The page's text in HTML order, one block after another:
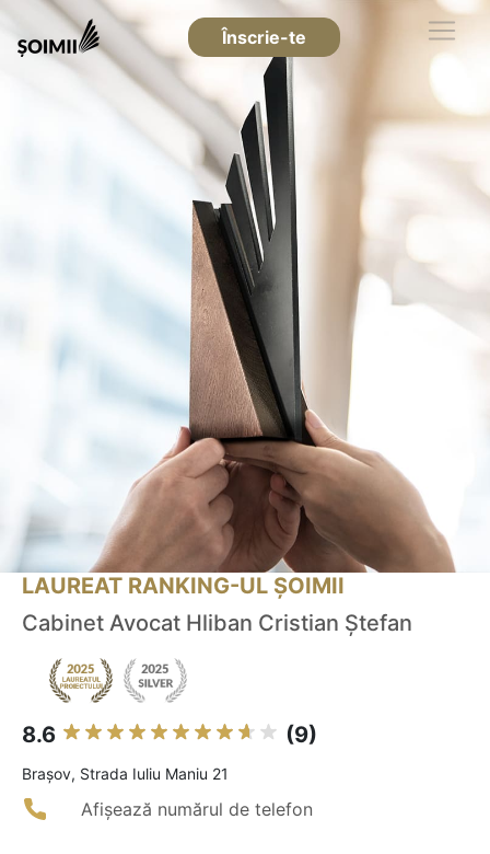
Înscrie-te
LAUREAT RANKING-UL ȘOIMII
Cabinet Avocat Hliban Cristian Ștefan
8.6 (9)
Braşov, Strada Iuliu Maniu 21
Afișează numărul de telefon